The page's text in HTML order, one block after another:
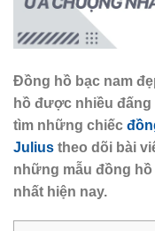
Đồng hồ bạc nam
hồ được nhiều đấng
tìm những chiếc
Julius theo dõi bài
những mẫu đồng
nhất hiện nay.